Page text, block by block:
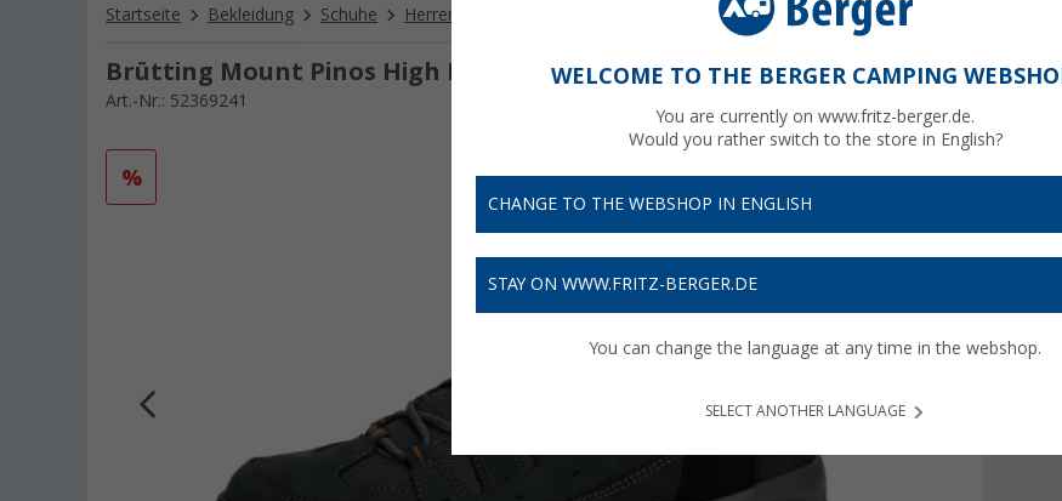
Startseite Bekleidung Schuhe Herrenschuhe Brütting Mount Pinos High Herren Wanderstiefel
Brütting Mount Pinos High Herren Wanderstiefel
Art.-Nr.: 52369241
% UVP
Preise
WELCOME TO THE BERGER CAMPING
You are currently on www.fritz-berger.de.
Would you rather switch to the store in English?
CHANGE TO THE WEBSHOP IN ENGLISH
STAY ON WWW.FRITZ-BERGER.DE
You can change the language at any time in the webshop.
SELECT ANOTHER LANGUAGE